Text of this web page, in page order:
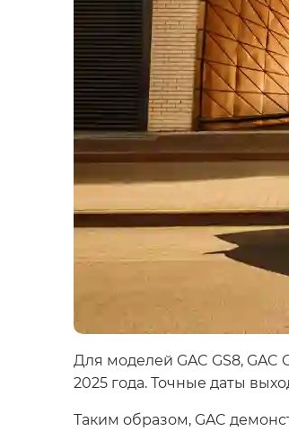
Для моделей GAC GS8, GAC
2025 года. Точные даты
Таким образом, GAC